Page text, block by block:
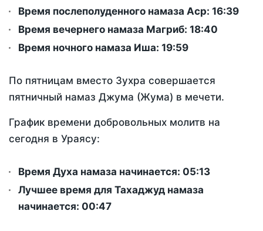
Время послеполуденного намаза Аср: 16:39
Время вечернего намаза Магриб: 18:40
Время ночного намаза Иша: 19:59
По пятницам вместо Зухра совершается
пятничный намаз Джума (Жума) в мечети.
График времени добровольных молитв на
сегодня в Ураясу:
Время Духа намаза начинается: 05:13
Лучшее время для Тахаджуд намаза
начинается: 00:47